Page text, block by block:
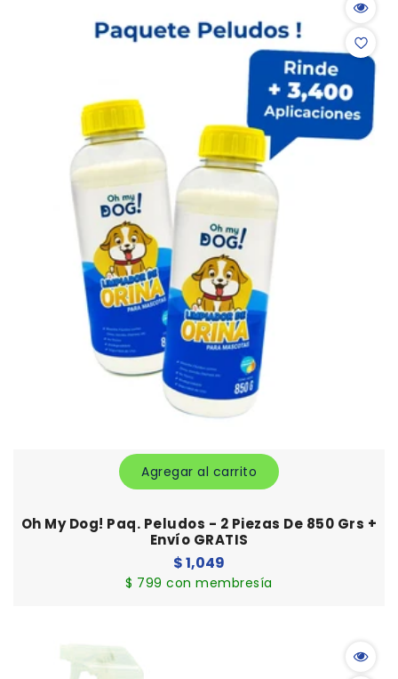
Agregar al carrito
Oh My Dog! Paq. Peludos - 2 Piezas De 850 Grs +
Envío GRATIS
Precio
habitual
$ 1,049
$ 799 con membresía